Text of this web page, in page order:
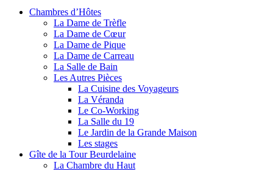
Chambres d’Hôtes
La Dame de Trèfle
La Dame de Cœur
La Dame de Pique
La Dame de Carreau
La Salle de Bain
Les Autres Pièces
La Cuisine des Voyageurs
La Véranda
Le Co-Working
La Salle du 19
Le Jardin de la Grande Maison
Les stages
Gîte de la Tour Beurdelaine
La Chambre du Haut